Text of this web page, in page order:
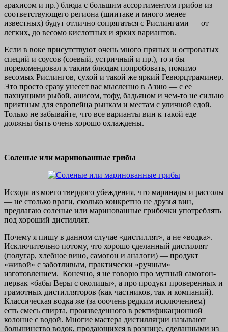
арахисом и пр.) блюда с большим ассортиментом грибов из
соответствующего региона (шиитаке и много менее
известных) будут отлично сопрягаться с Рислингами — от
легких, до весомо кислотных и ярких вариантов.
Если в воке присутствуют очень много пряных и островатых
специй и соусов (соевый, устричный и пр.), то я бы
порекомендовал к таким блюдам попробовать, помимо
весомых Рислингов, сухой и такой же яркий Гевюрцтраминер.
Это просто сразу унесет вас мысленно в Азию — с ее
пахнущими рыбой, анисом, тофу, бадьяном и чем-то не сильно
приятным для европейца рынкам и местам с уличной едой.
Только не забывайте, что все варианты вин к такой еде
должны быть очень хорошо охлаждены.
Соленые или маринованные грибы
Исходя из моего твердого убеждения, что маринады и рассолы
— не столько враги, сколько конкретно не друзья вин,
предлагаю соленые или маринованные грибочки употреблять
под хороший дистиллят.
Почему я пишу в данном случае «дистиллят», а не «водка».
Исключительно потому, что хорошо сделанный дистиллят
(полугар, хлебное вино, самогон и аналоги) — продукт
«живой» с заботливым, практически «ручным»
изготовлением. Конечно, я не говорю про мутный самогон-
первак «бабы Веры с околицы», а про продукт проверенных и
грамотных дистилляторов (как частников, так и компаний).
Классическая водка же (за ооочень редким исключением) —
есть смесь спирта, произведенного в ректификационной
колонне с водой. Многие мастера дистилляции называют
большинство водок, продающихся в рознице, сделанными из